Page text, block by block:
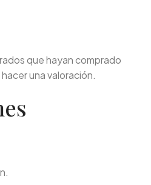
que hayan comprado
una valoración.